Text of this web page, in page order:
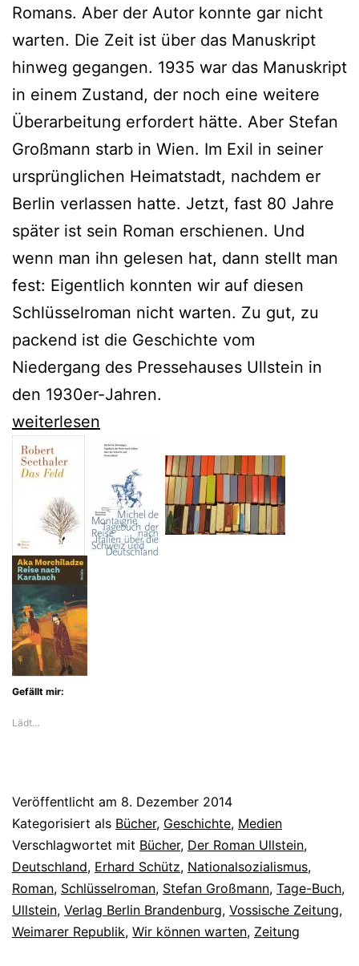
Romans. Aber der Autor konnte gar nicht
warten. Die Zeit ist über das Manuskript
hinweg gegangen. 1935 war das Manuskript
in einem Zustand, der noch eine weitere
Überarbeitung erfordert hätte. Aber Stefan
Großmann starb in Wien. Im Exil in seiner
ursprünglichen Heimatstadt, nachdem er
Berlin verlassen hatte. Jetzt, fast 80 Jahre
später ist sein Roman erschienen. Und
wenn man ihn gelesen hat, dann stellt man
fest: Eigentlich konnten wir auf diesen
Schlüsselroman nicht warten. Zu gut, zu
packend ist die Geschichte vom
Niedergang des Pressehauses Ullstein in
den 1930er-Jahren.
Fund
nach
80
Jahren:
Roman
Ullstein
von
Stefan
Großmann
weiterlesen
Gefällt mir:
Lädt…
Veröffentlicht am 8. Dezember 2014
Kategorisiert als Bücher, Geschichte, Medien
Verschlagwortet mit Bücher, Der Roman Ullstein,
Deutschland, Erhard Schütz, Nationalsozialismus,
Roman, Schlüsselroman, Stefan Großmann, Tage-Buch,
Ullstein, Verlag Berlin Brandenburg, Vossische Zeitung,
Weimarer Republik, Wir können warten, Zeitung